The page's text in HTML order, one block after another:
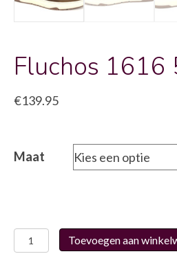
Fluchos 1616
€139.95
Maat
Fluchos
1616
Toevoegen aan